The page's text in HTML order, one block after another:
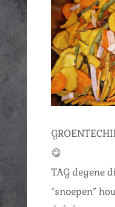
😋
TAG degene
“snoepen”